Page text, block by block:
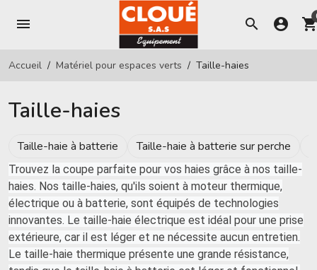
menu search account_circle
Accueil Matériel pour espaces verts Taille-haies
Taille-haies
Taille-haie à batterie Taille-haie à batterie sur perche
Trouvez la coupe parfaite pour vos haies grâce à nos taille-
haies. Nos taille-haies, qu'ils soient à moteur thermique,
électrique ou à batterie, sont équipés de technologies
innovantes. Le taille-haie électrique est idéal pour une prise
extérieure, car il est léger et ne nécessite aucun entretien.
Le taille-haie thermique présente une grande résistance,